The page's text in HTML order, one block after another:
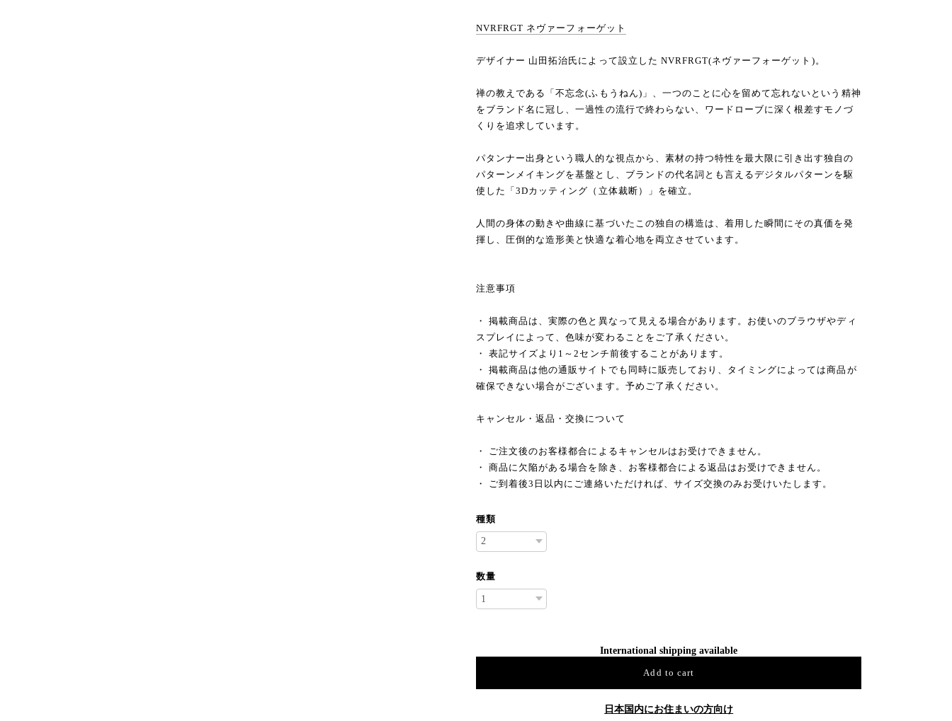
NVRFRGT ネヴァーフォーゲット
デザイナー 山田拓治氏によって設立した NVRFRGT(ネヴァーフォーゲット)。
禅の教えである「不忘念(ふもうねん)」、一つのことに心を留めて忘れないという精神
をブランド名に冠し、一過性の流行で終わらない、ワードローブに深く根差すモノづ
くりを追求しています。
パタンナー出身という職人的な視点から、素材の持つ特性を最大限に引き出す独自の
パターンメイキングを基盤とし、ブランドの代名詞とも言えるデジタルパターンを駆
使した「3Dカッティング（立体裁断）」を確立。
人間の身体の動きや曲線に基づいたこの独自の構造は、着用した瞬間にその真価を発
揮し、圧倒的な造形美と快適な着心地を両立させています。
注意事項
・ 掲載商品は、実際の色と異なって見える場合があります。お使いのブラウザやディ
スプレイによって、色味が変わることをご了承ください。
・ 表記サイズより1～2センチ前後することがあります。
・ 掲載商品は他の通販サイトでも同時に販売しており、タイミングによっては商品が
確保できない場合がございます。予めご了承ください。
キャンセル・返品・交換について
・ ご注文後のお客様都合によるキャンセルはお受けできません。
・ 商品に欠陥がある場合を除き、お客様都合による返品はお受けできません。
・ ご到着後3日以内にご連絡いただければ、サイズ交換のみお受けいたします。
種類
数量
International shipping available
Add to cart
日本国内にお住まいの方向け